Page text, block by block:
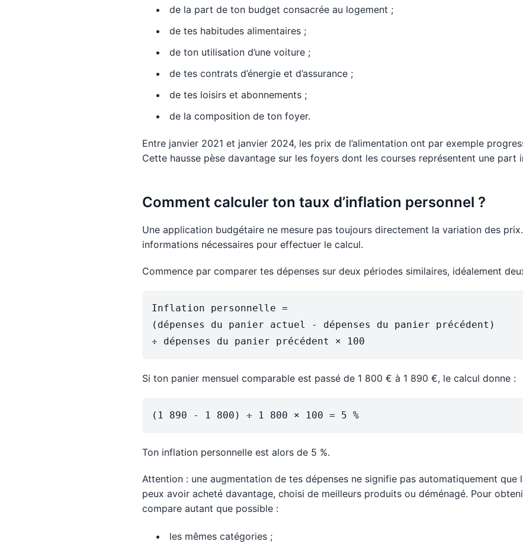
de la part de ton budget consacrée au logement ;
de tes habitudes alimentaires ;
de ton utilisation d’une voiture ;
de tes contrats d’énergie et d’assurance ;
de tes loisirs et abonnements ;
de la composition de ton foyer.
Entre janvier 2021 et janvier 2024, les prix de l’alimentation ont par exemple
Cette hausse pèse davantage sur les foyers dont les courses représentent une part
Comment calculer ton taux d’inflation personnel ?
Une application budgétaire ne mesure pas toujours directement la variation des
informations nécessaires pour effectuer le calcul.
Commence par comparer tes dépenses sur deux périodes similaires, idéalement
Inflation personnelle =
(dépenses du panier actuel - dépenses du panier précédent)
Si ton panier mensuel comparable est passé de 1 800 € à 1 890 €, le calcul donne :
Ton inflation personnelle est alors de 5 %.
Attention : une augmentation de tes dépenses ne signifie pas automatiquement que
peux avoir acheté davantage, choisi de meilleurs produits ou déménagé. Pour
compare autant que possible :
les mêmes catégories ;